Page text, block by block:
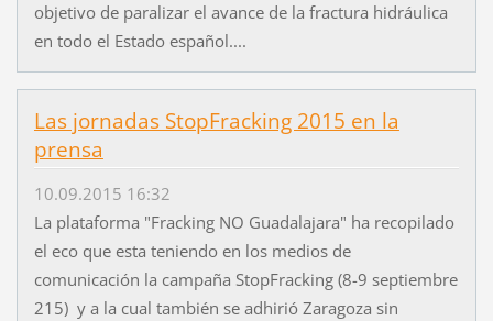
objetivo de paralizar el avance de la fractura hidráulica
en todo el Estado español....
Las jornadas StopFracking 2015 en la
prensa
10.09.2015 16:32
La plataforma "Fracking NO Guadalajara" ha recopilado
el eco que esta teniendo en los medios de
comunicación la campaña StopFracking (8-9 septiembre
215) y a la cual también se adhirió Zaragoza sin